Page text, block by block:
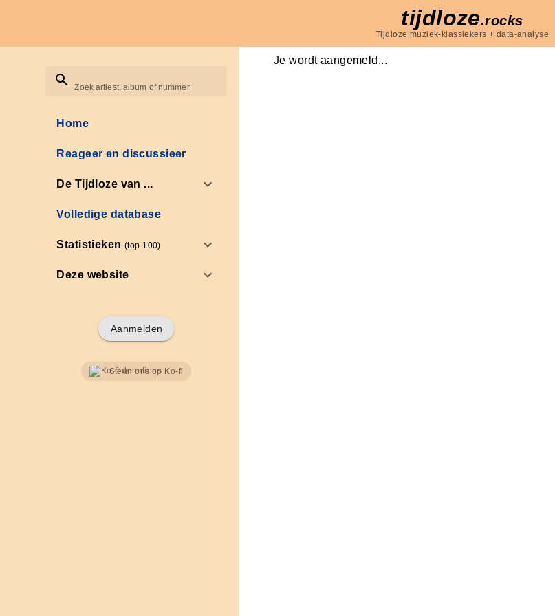
tijdloze.rocks
Tijdloze muziek-klassiekers + data-analyse
Zoek artiest, album of nummer
Home
Reageer en discussieer
De Tijdloze van ...
Volledige database
Statistieken(top 100)
Deze website
Aanmelden
Steun ons op Ko-fi
Je wordt aangemeld...